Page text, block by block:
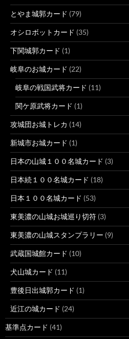
とやま城郭カード (79)
オシロボットカード (35)
下関城郭カード (1)
岐阜のお城カード (22)
岐阜の戦国武将カード (11)
関ケ原武将カード (1)
攻城団お城トレカ (14)
新城市お城カード (1)
日本の山城１００名城カード (3)
日本続１００名城カード (18)
日本１００名城カード (53)
東美濃の山城お城巡り切符 (3)
東美濃の山城スタンプラリー (9)
武蔵国城館カード (10)
犬山城カード (11)
豊後日出城郭カード (1)
近江の城カード (24)
基準点カード (41)